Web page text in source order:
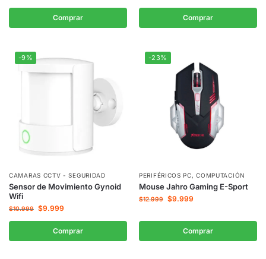
Comprar Comprar
-9%
CAMARAS CCTV - SEGURIDAD
Sensor de Movimiento Gynoid
Wifi
$10.999 $9.999
Comprar
-23%
PERIFÉRICOS PC,COMPUTACIÓN
Mouse Jahro Gaming E-Sport
$12.999 $9.999
Comprar